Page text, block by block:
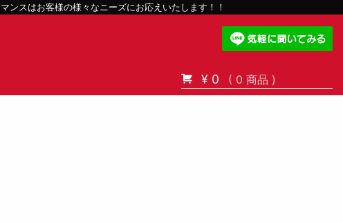
ンスはお客様の様々なニーズにお応えいたします！！
¥ 0 ( 0 商品 )